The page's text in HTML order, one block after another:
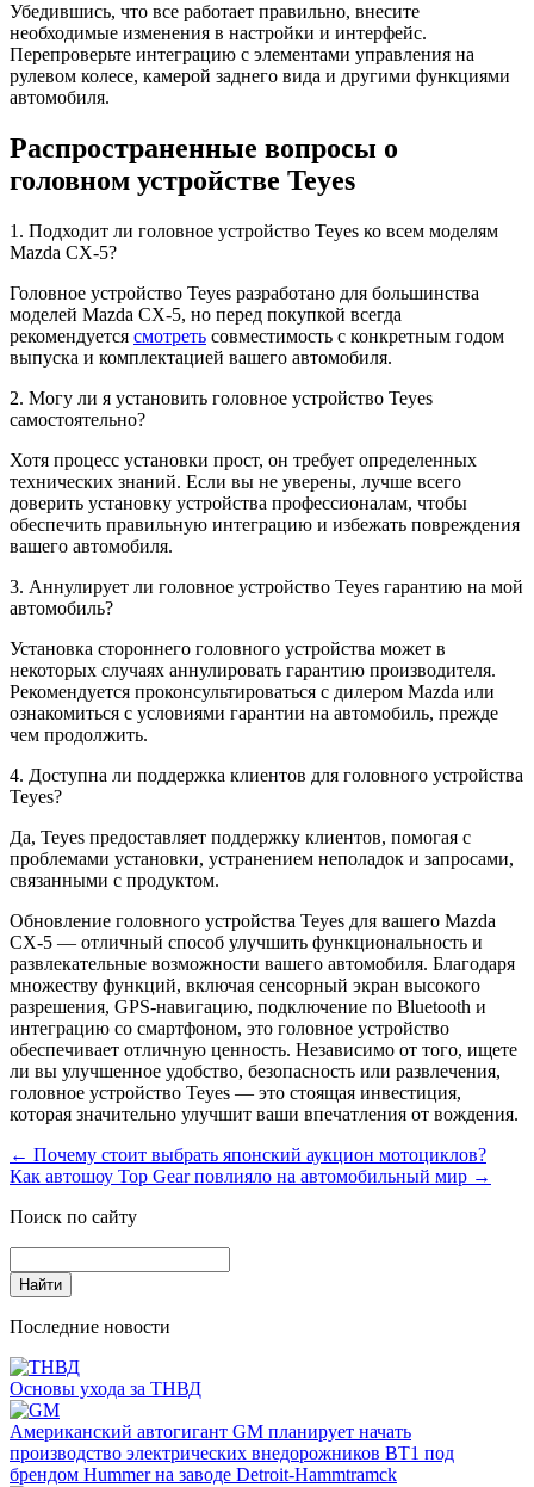
Убедившись, что все работает правильно, внесите
необходимые изменения в настройки и интерфейс.
Перепроверьте интеграцию с элементами управления на
рулевом колесе, камерой заднего вида и другими функциями
автомобиля.
Распространенные вопросы о
головном устройстве Teyes
1. Подходит ли головное устройство Teyes ко всем моделям
Mazda CX-5?
Головное устройство Teyes разработано для большинства
моделей Mazda CX-5, но перед покупкой всегда
рекомендуется смотреть совместимость с конкретным годом
выпуска и комплектацией вашего автомобиля.
2. Могу ли я установить головное устройство Teyes
самостоятельно?
Хотя процесс установки прост, он требует определенных
технических знаний. Если вы не уверены, лучше всего
доверить установку устройства профессионалам, чтобы
обеспечить правильную интеграцию и избежать повреждения
вашего автомобиля.
3. Аннулирует ли головное устройство Teyes гарантию на мой
автомобиль?
Установка стороннего головного устройства может в
некоторых случаях аннулировать гарантию производителя.
Рекомендуется проконсультироваться с дилером Mazda или
ознакомиться с условиями гарантии на автомобиль, прежде
чем продолжить.
4. Доступна ли поддержка клиентов для головного устройства
Teyes?
Да, Teyes предоставляет поддержку клиентов, помогая с
проблемами установки, устранением неполадок и запросами,
связанными с продуктом.
Обновление головного устройства Teyes для вашего Mazda
CX-5 — отличный способ улучшить функциональность и
развлекательные возможности вашего автомобиля. Благодаря
множеству функций, включая сенсорный экран высокого
разрешения, GPS-навигацию, подключение по Bluetooth и
интеграцию со смартфоном, это головное устройство
обеспечивает отличную ценность. Независимо от того, ищете
ли вы улучшенное удобство, безопасность или развлечения,
головное устройство Teyes — это стоящая инвестиция,
которая значительно улучшит ваши впечатления от вождения.
← Почему стоит выбрать японский аукцион мотоциклов?
Как автошоу Top Gear повлияло на автомобильный мир →
Поиск по сайту
Последние новости
Основы ухода за ТНВД
Американский автогигант GM планирует начать
производство электрических внедорожников BT1 под
брендом Hummer на заводе Detroit-Hammtramck